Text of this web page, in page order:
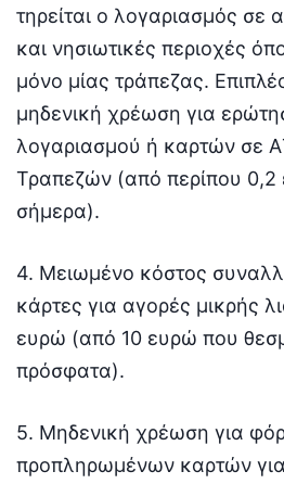
τηρείται ο λογαριασμός σε
και νησιωτικές περιοχές
μόνο μίας τράπεζας.
μηδενική χρέωση για
λογαριασμού ή καρτών σε
Τραπεζών (από περίπου 0,2
σήμερα).
4. Μειωμένο κόστος
κάρτες για αγορές μικρής
ευρώ (από 10 ευρώ που
πρόσφατα).
5. Μηδενική χρέωση για
προπληρωμένων καρτών